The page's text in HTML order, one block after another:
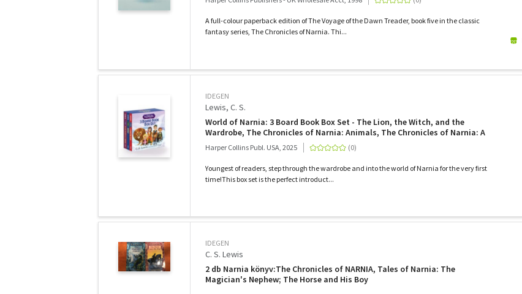
A full-colour paperback edition of The Voyage of the Dawn Treader, book five in the classic
fantasy series, The Chronicles of Narnia. Thi...
IDEGEN
Lewis, C. S.
World of Narnia: 3 Board Book Box Set - The Lion, the Witch, and the
Wardrobe, The Chronicles of Narnia: Animals, The Chronicles of Narnia: A
Counting Book
Harper Collins Publ. USA, 2025
Youngest of readers, step through the wardrobe and into the world of Narnia for the very first
time!This box set is the perfect introduct...
IDEGEN
C. S. Lewis
2 db Narnia könyv:The Chronicles of NARNIA, Tales of Narnia: The
Magician's Nephew; The Horse and His Boy